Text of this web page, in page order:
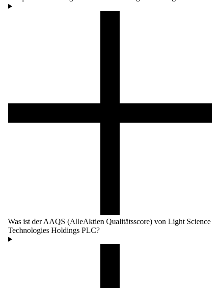
Was ist der AAQS (AlleAktien Qualitätsscore) von Light Science
Technologies Holdings PLC?